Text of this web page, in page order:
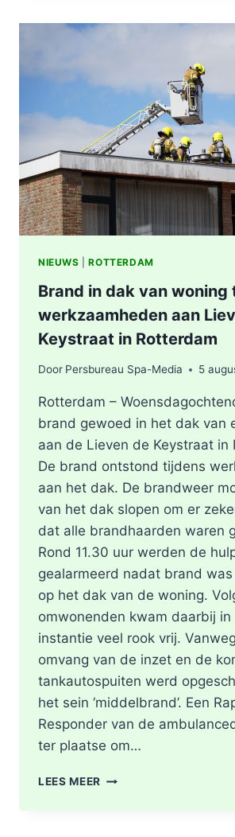
WONING
SENIORENFLAT
WATERTORENWEG
IN
ROTTERDAM
NIEUWS |ROTTERDAM
Brand in dak van woning
werkzaamheden aan
Keystraat in Rotterdam
Door Persbureau Spa-Media 5
Rotterdam –
brand gewoed in het dak van
aan de Lieven de Keystraat in
De brand ontstond tijdens
aan het dak. De brandweer
van het dak slopen om er
dat alle brandhaarden waren
Rond 11.30 uur werden de
gealarmeerd nadat brand
op het dak van de woning.
omwonenden kwam daarbij in
instantie veel rook vrij.
omvang van de inzet en de
tankautospuiten werd
het sein ‘middelbrand’. Een
Responder van de
ter plaatse om…
LEES MEER BRAND